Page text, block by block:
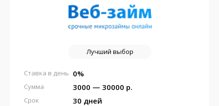
Лучший выбор
0%
Ставка в день
3000 — 30000 р.
Сумма
30 дней
Срок